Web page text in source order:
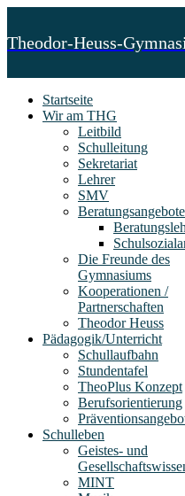
Theodor-Heuss-
Startseite
Wir am THG
Leitbild
Schulleitung
Sekretariat
Lehrer
SMV
Beratungsangebote
Die Freunde des
Gymnasiums
Kooperationen /
Partnerschaften
Theodor Heuss
Pädagogik/Unterricht
Schullaufbahn
Stundentafel
TheoPlus Konzept
Berufsorientierung
Schulleben
Geistes- und
MINT